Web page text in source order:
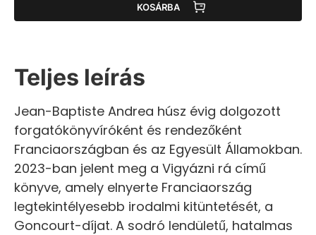
KOSÁRBA
Teljes leírás
Jean-Baptiste Andrea húsz évig dolgozott
forgatókönyvíróként és rendezőként
Franciaországban és az Egyesült Államokban.
2023-ban jelent meg a Vigyázni rá című
könyve, amely elnyerte Franciaország
legtekintélyesebb irodalmi kitüntetését, a
Goncourt-díjat. A sodró lendületű, hatalmas